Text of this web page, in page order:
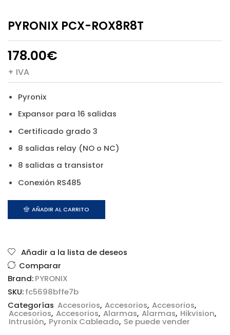
PYRONIX PCX-ROX8R8T
178.00€
+ IVA
Pyronix
Expansor para 16 salidas
Certificado grado 3
8 salidas relay (NO o NC)
8 salidas a transistor
Conexión RS485
AÑADIR AL CARRITO
Añadir a la lista de deseos
Comparar
Brand:PYRONIX
SKU:fc5698bffe7b
Categorías Accesorios, Accesorios, Accesorios,
Accesorios, Accesorios, Alarmas, Alarmas, Hikvision,
Intrusión, Pyronix Cableado, Se puede vender